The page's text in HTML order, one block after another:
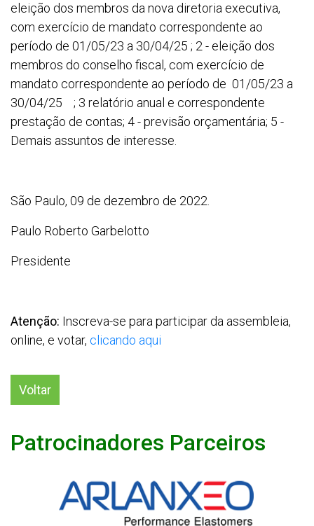
eleição dos membros da nova diretoria executiva,
com exercício de mandato correspondente ao
período de 01/05/23 a 30/04/25 ; 2 - eleição dos
membros do conselho fiscal, com exercício de
mandato correspondente ao período de 01/05/23 a
30/04/25 ; 3 relatório anual e correspondente
prestação de contas; 4 - previsão orçamentária; 5 -
Demais assuntos de interesse.
São Paulo, 09 de dezembro de 2022.
Paulo Roberto Garbelotto
Presidente
Atenção: Inscreva-se para participar da assembleia,
online, e votar, clicando aqui
Voltar
Patrocinadores Parceiros